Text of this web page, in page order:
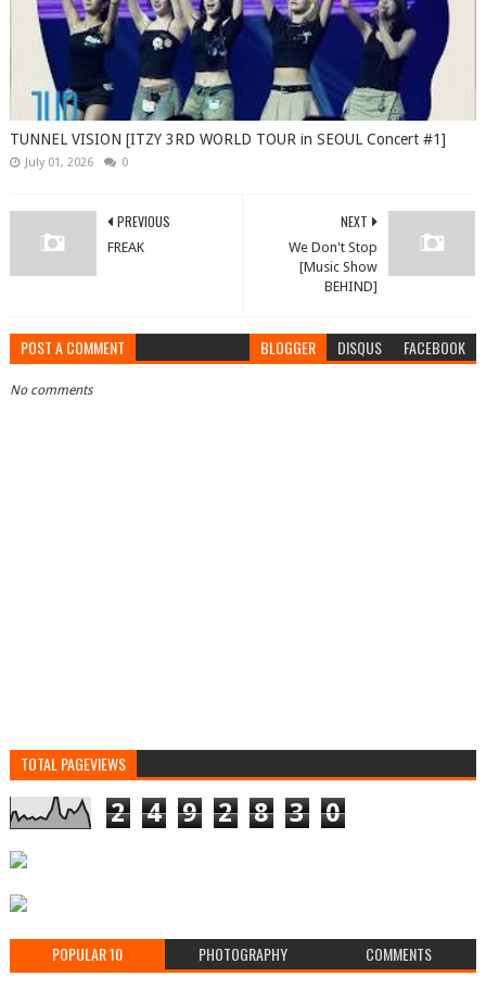
TUNNEL VISION [ITZY 3RD WORLD TOUR in SEOUL Concert #1]
July 01, 2026 0
NEXT
We Don't Stop
[Music Show
BEHIND]
PREVIOUS
FREAK
POST A COMMENT BLOGGER DISQUS FACEBOOK
No comments
TOTAL PAGEVIEWS
2 4 9 2 8 3 0
POPULAR 10 PHOTOGRAPHY COMMENTS